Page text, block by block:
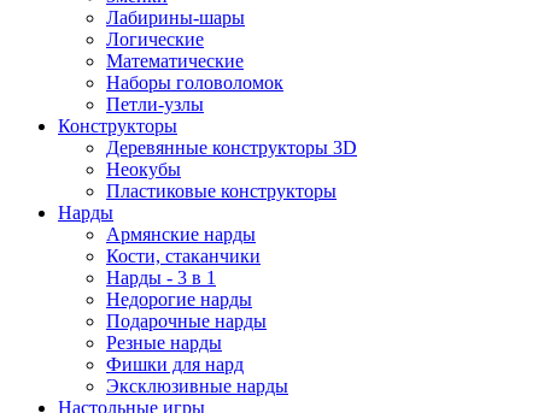
Лабирины-шары
Логические
Математические
Наборы головоломок
Петли-узлы
Конструкторы
Деревянные конструкторы 3D
Неокубы
Пластиковые конструкторы
Нарды
Армянские нарды
Кости, стаканчики
Нарды - 3 в 1
Недорогие нарды
Подарочные нарды
Резные нарды
Фишки для нард
Эксклюзивные нарды
Настольные игры